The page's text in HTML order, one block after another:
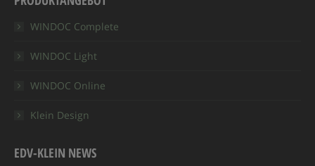
opens
in
window
opens
in
window
opens
in
window
opens
in
window
opens
WINDOC Complete
WINDOC Light
WINDOC Online
Klein Design
EDV-KLEIN NEWS